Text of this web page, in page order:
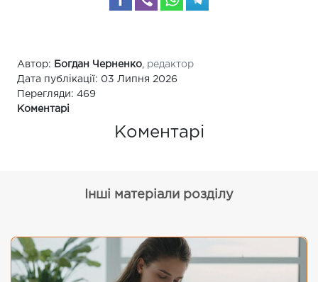
Автор: Богдан Черненко
редактор
Дата публікації: 03 Липня 2026
Перегляди: 469
Коментарі
Коментарі
Інші матеріали розділу